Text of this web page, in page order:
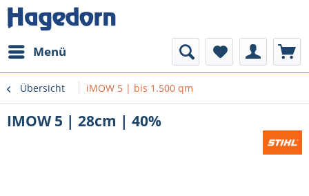
Menü
Übersicht iMOW 5 | bis 1.500 qm
IMOW 5 | 28cm | 40%